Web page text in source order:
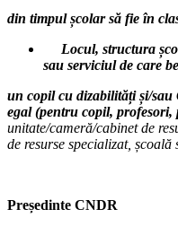
din timpul școlar să fie în
Locul, structura
sau serviciul de care
un copil cu dizabilități și/sau
egal (pentru copil, profesori,
unitate/cameră/cabinet de
de resurse specializat, școală
Președinte CNDR